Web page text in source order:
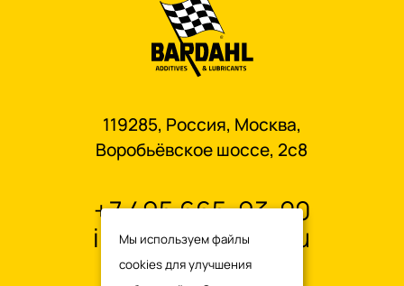
119285, Россия, Москва,
Воробьёвское шоссе, 2с8
+7 495 665-93-00
info@oilbardahl.ru
Мы используем файлы
cookies для улучшения